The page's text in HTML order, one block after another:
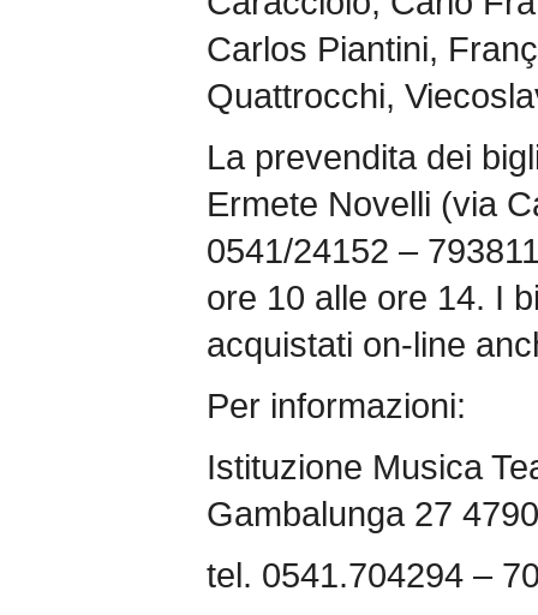
Carlos Piantini,
Quattrocchi,
La prevendita dei
Ermete Novelli (via
0541/24152 –
ore 10 alle ore 14. I
acquistati on-line
Per informazioni:
Istituzione Musica
Gambalunga 27
tel. 0541.704294 –